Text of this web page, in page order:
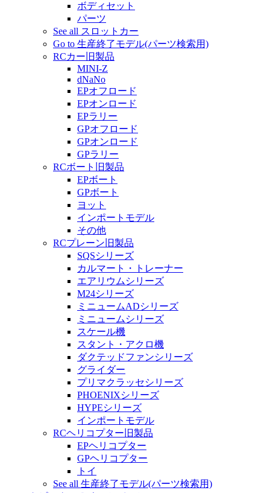
ボディセット
パーツ
See all スロットカー
Go to 生産終了モデル(パーツ検索用)
RCカー旧製品
MINI-Z
dNaNo
EPオフロード
EPオンロード
EPラリー
GPオフロード
GPオンロード
GPラリー
RCボート旧製品
EPボート
GPボート
ヨット
インポートモデル
その他
RCプレーン旧製品
SQSシリーズ
カルマート・トレーナー
エアリウムシリーズ
M24シリーズ
ミニュームADシリーズ
ミニュームシリーズ
スケール機
スタント・アクロ機
ダクテッドファンシリーズ
グライダー
プリマクラッセシリーズ
PHOENIXシリーズ
HYPEシリーズ
インポートモデル
RCヘリコプター旧製品
EPヘリコプター
GPヘリコプター
トイ
See all 生産終了モデル(パーツ検索用)